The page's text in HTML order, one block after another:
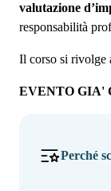
valutazione
responsabilità
Il corso si rivolge
EVENTO GIA'
Perché